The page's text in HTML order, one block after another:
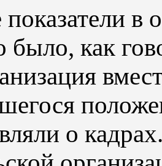
показатели
было, как
о